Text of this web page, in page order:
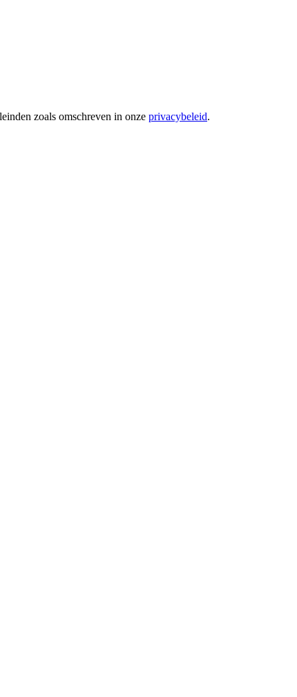
zoals omschreven in onze privacybeleid.